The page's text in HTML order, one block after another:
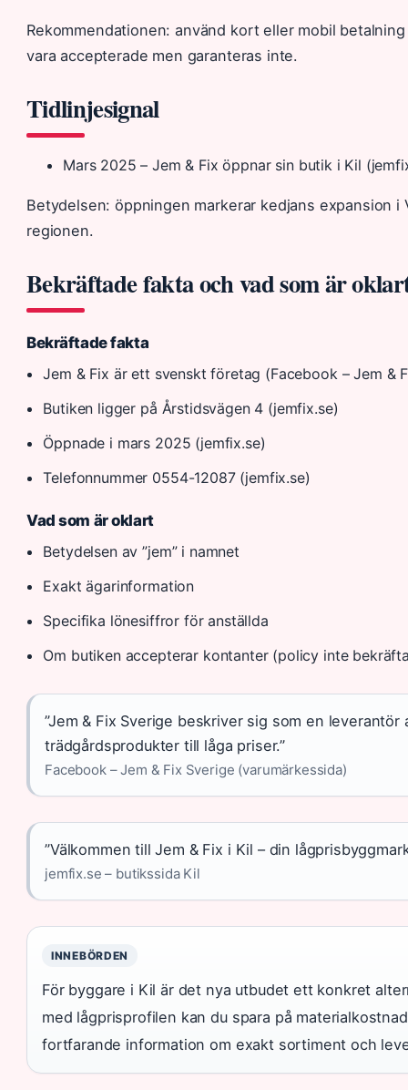
Rekommendationen: använd kort eller mobil
vara accepterade men garanteras inte.
Tidlinjesignal
Mars 2025 – Jem & Fix öppnar sin butik i Kil
Betydelsen: öppningen markerar kedjans expansion
regionen.
Bekräftade fakta och vad som är
Bekräftade fakta
Jem & Fix är ett svenskt företag (Facebook – Jem &
Butiken ligger på Årstidsvägen 4 (jemfix.se)
Öppnade i mars 2025 (jemfix.se)
Telefonnummer 0554-12087 (jemfix.se)
Vad som är oklart
Betydelsen av ”jem” i namnet
Exakt ägarinformation
Specifika lönesiffror för anställda
Om butiken accepterar kontanter (policy inte
”Jem & Fix Sverige beskriver sig som en
trädgårdsprodukter till låga priser.”
Facebook – Jem & Fix Sverige (varumärkessida)
”Välkommen till Jem & Fix i Kil – din
jemfix.se – butikssida Kil
INNEBÖRDEN
För byggare i Kil är det nya utbudet ett konkret
med lågprisprofilen kan du spara på
fortfarande information om exakt sortiment och